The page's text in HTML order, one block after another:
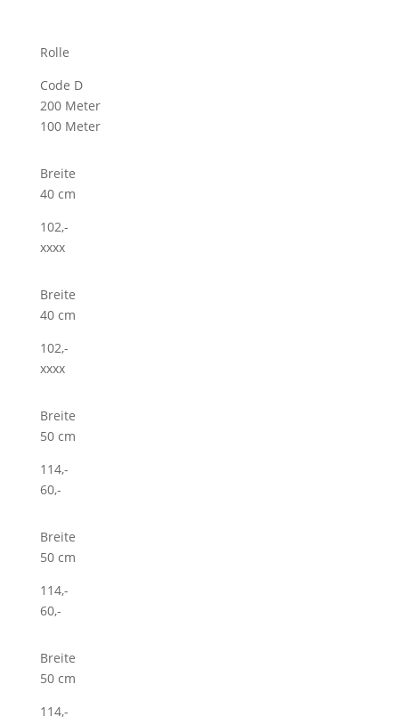
Rolle
Code D
200 Meter
100 Meter
Breite
40 cm
102,-
xxxx
Breite
40 cm
102,-
xxxx
Breite
50 cm
114,-
60,-
Breite
50 cm
114,-
60,-
Breite
50 cm
114,-